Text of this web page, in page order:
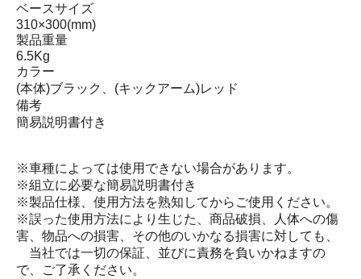
ベースサイズ
310×300(mm)
製品重量
6.5Kg
カラー
(本体)ブラック、(キックアーム)レッド
備考
簡易説明書付き
※車種によっては使用できない場合があります。
※組立に必要な簡易説明書付き
※製品仕様、使用方法を熟知してからご使用ください。
※誤った使用方法により生じた、商品破損、人体への傷
害、物品への損害、その他のいかなる損害に対しても、
当社では一切の保証、並びに責務を負いかねますの
で、ご了承ください。